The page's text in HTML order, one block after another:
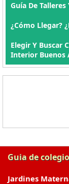
Guía De
¿Cómo Llegar?
Elegir Y Buscar
Interior Buenos
Guia de
Jardines